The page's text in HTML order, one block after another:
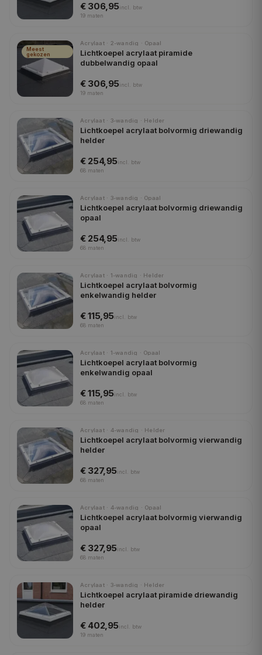
€ 306,95incl.
btw
19 maten
Meest
gekozen
Acrylaat · 2-wandig · Opaal
Lichtkoepel acrylaat piramide
dubbelwandig opaal
€ 306,95incl.
btw
19 maten
Acrylaat · 3-wandig · Helder
Lichtkoepel acrylaat bolvormig driewandig
helder
€ 254,95incl.
btw
68 maten
Acrylaat · 3-wandig · Opaal
Lichtkoepel acrylaat bolvormig driewandig
opaal
€ 254,95incl.
btw
68 maten
Acrylaat · 1-wandig · Helder
Lichtkoepel acrylaat bolvormig
enkelwandig helder
€ 115,95incl.
btw
68 maten
Acrylaat · 1-wandig · Opaal
Lichtkoepel acrylaat bolvormig
enkelwandig opaal
€ 115,95incl.
btw
68 maten
Acrylaat · 4-wandig · Helder
Lichtkoepel acrylaat bolvormig vierwandig
helder
€ 327,95incl.
btw
68 maten
Acrylaat · 4-wandig · Opaal
Lichtkoepel acrylaat bolvormig vierwandig
opaal
€ 327,95incl.
btw
68 maten
Acrylaat · 3-wandig · Helder
Lichtkoepel acrylaat piramide driewandig
helder
€ 402,95incl.
btw
19 maten